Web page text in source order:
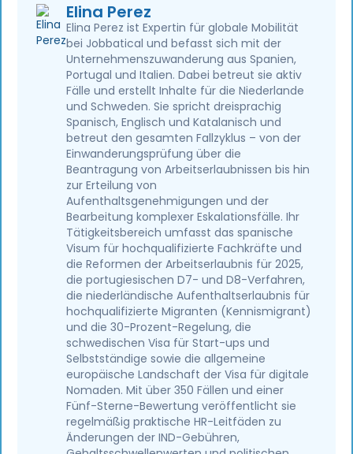
Elina Perez
Elina Perez ist Expertin für globale Mobilität
bei Jobbatical und befasst sich mit der
Unternehmenszuwanderung aus Spanien,
Portugal und Italien. Dabei betreut sie aktiv
Fälle und erstellt Inhalte für die Niederlande
und Schweden. Sie spricht dreisprachig
Spanisch, Englisch und Katalanisch und
betreut den gesamten Fallzyklus – von der
Einwanderungsprüfung über die
Beantragung von Arbeitserlaubnissen bis hin
zur Erteilung von
Aufenthaltsgenehmigungen und der
Bearbeitung komplexer Eskalationsfälle. Ihr
Tätigkeitsbereich umfasst das spanische
Visum für hochqualifizierte Fachkräfte und
die Reformen der Arbeitserlaubnis für 2025,
die portugiesischen D7- und D8-Verfahren,
die niederländische Aufenthaltserlaubnis für
hochqualifizierte Migranten (Kennismigrant)
und die 30-Prozent-Regelung, die
schwedischen Visa für Start-ups und
Selbstständige sowie die allgemeine
europäische Landschaft der Visa für digitale
Nomaden. Mit über 350 Fällen und einer
Fünf-Sterne-Bewertung veröffentlicht sie
regelmäßig praktische HR-Leitfäden zu
Änderungen der IND-Gebühren,